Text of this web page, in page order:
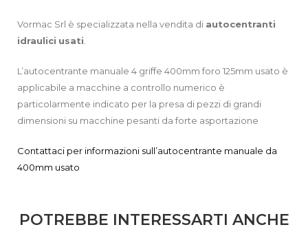
Vormac Srl è specializzata nella vendita di autocentranti
idraulici usati
L’autocentrante manuale 4 griffe 400mm foro 125mm usato è
applicabile a macchine a controllo numerico è
particolarmente indicato per la presa di pezzi di grandi
dimensioni su macchine pesanti da forte asportazione
Contattaci per informazioni sull’autocentrante manuale da
400mm usato
POTREBBE INTERESSARTI ANCHE